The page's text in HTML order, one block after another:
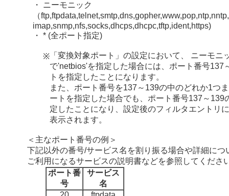
・ ニーモニック
（
imap,snmp,nfs,socks,dhcps,dhcpc,tftp,ident,https)
・ * (全ポート指定)
※ 「変換対象ポート」の設定において、 ニーモニ
で'netbios'を指定した場合には、ポート番号137
トを指定したことになります。
また、ポート番号を137～139の中のどれか1つ
ートを指定した場合でも、ポート番号137～139
定したことになり、設定後のフィルタエントリ
表示されます。
＜主なポート番号の例＞
下記以外の番号/サービス名を割り振る場合や詳細につ
ご利用になるサービスの説明書などを参照してくださ
ポート番
号
サービス
名